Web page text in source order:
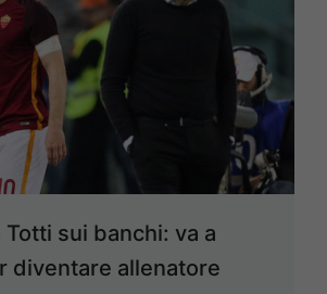
sui banchi: va a
diventare allenatore